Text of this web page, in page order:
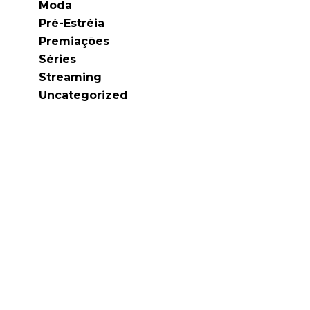
Moda
Pré-Estréia
Premiações
Séries
Streaming
Uncategorized